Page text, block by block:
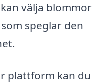
välja blommor
speglar den
plattform kan du